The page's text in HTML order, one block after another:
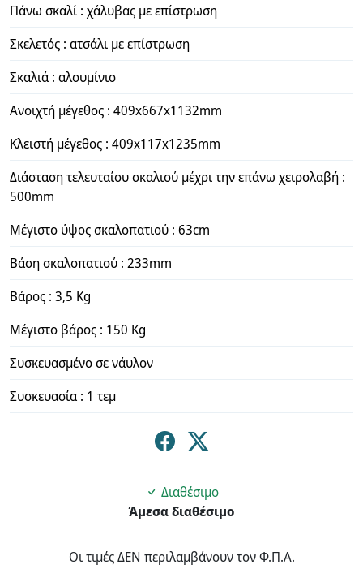
Πάνω σκαλί : χάλυβας με επίστρωση
Σκελετός : ατσάλι με επίστρωση
Σκαλιά : αλουμίνιο
Ανοιχτή μέγεθος : 409x667x1132mm
Κλειστή μέγεθος : 409x117x1235mm
Διάσταση τελευταίου σκαλιού μέχρι την επάνω χειρολαβή :
500mm
Μέγιστο ύψος σκαλοπατιού : 63cm
Βάση σκαλοπατιού : 233mm
Βάρος : 3,5 Κg
Μέγιστο βάρος : 150 Kg
Συσκευασμένο σε νάυλον
Συσκευασία : 1 τεμ
Διαθέσιμο
Άμεσα διαθέσιμο
Οι τιμές ΔΕΝ περιλαμβάνουν τον Φ.Π.Α.